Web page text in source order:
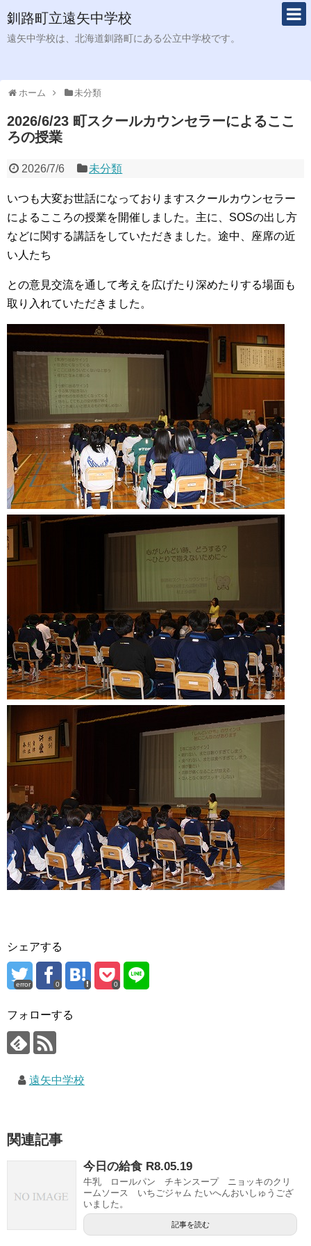
釧路町立遠矢中学校
遠矢中学校は、北海道釧路町にある公立中学校です。
ホーム 未分類
2026/6/23 町スクールカウンセラーによるここ
ろの授業
2026/7/6 未分類
いつも大変お世話になっておりますスクールカウンセラー
によるこころの授業を開催しました。主に、SОSの出し方
などに関する講話をしていただきました。途中、座席の近
い人たち
との意見交流を通して考えを広げたり深めたりする場面も
取り入れていただきました。
シェアする
error 0 0
フォローする
遠矢中学校
関連記事
今日の給食 R8.05.19
牛乳 ロールパン チキンスープ ニョッキのクリ
ームソース いちごジャム たいへんおいしゅうござ
いました。
記事を読む